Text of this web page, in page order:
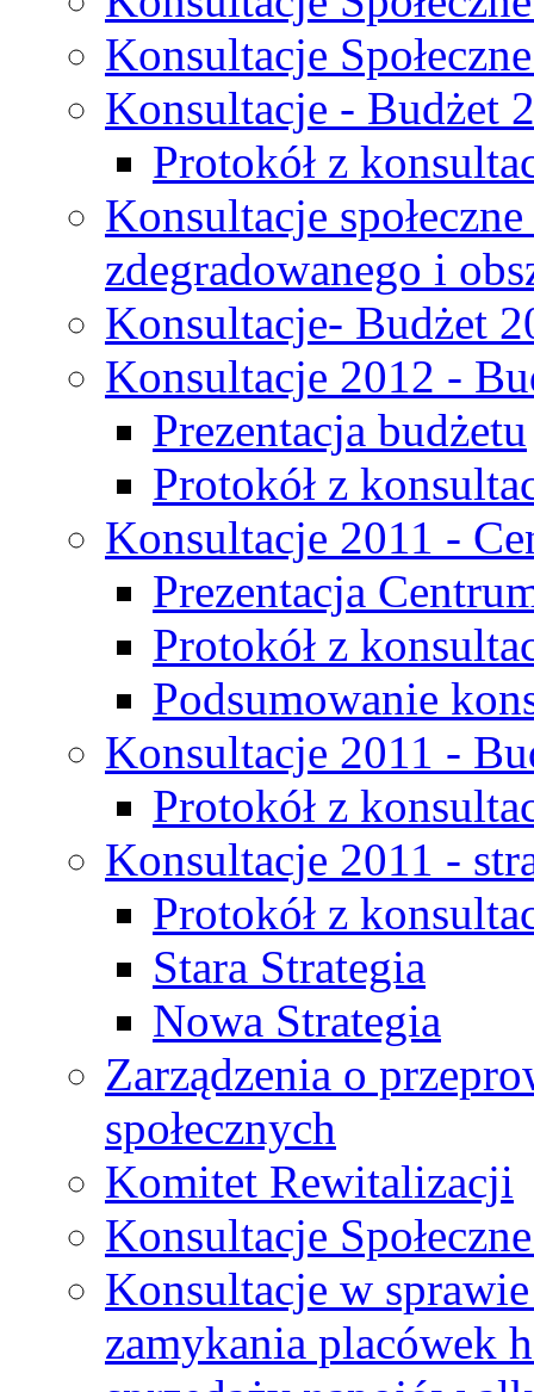
Konsultacje
Konsultacje - Budżet
Protokół z
Konsultacje
zdegradowanego i
Konsultacje- Budżet
Konsultacje 2012 -
Prezentacja budżetu
Protokół z
Konsultacje 2011 -
Prezentacja
Protokół z
Podsumowanie
Konsultacje 2011 -
Protokół z
Konsultacje 2011 -
Protokół z
Stara Strategia
Nowa Strategia
Zarządzenia o
społecznych
Komitet Rewitalizacji
Konsultacje
Konsultacje w
zamykania placówek